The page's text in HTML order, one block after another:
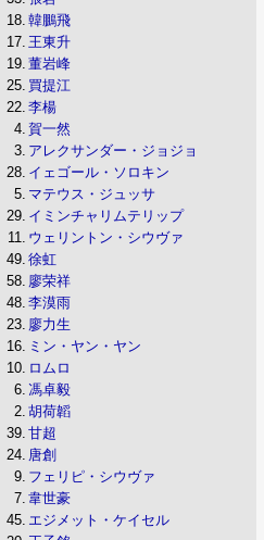
18. 韓鵬飛
17. 王東升
19. 董岩峰
25. 買提江
22. 李楊
4. 賀一然
3. アレクサンダー・ジョジョ
28. イェゴール・ソロキン
5. マテウス・ジュッサ
29. イミンチャリムテリップ
11. ウェリントン・シウヴァ
49. 徐虹
58. 廖荣祥
48. 李漠雨
23. 廖力生
16. ミン・ヤン・ヤン
10. ロムロ
6. 馮卓毅
2. 胡荷韜
39. 甘超
24. 唐創
9. フェリピ・シウヴァ
7. 韋世豪
45. エジメット・ケイセル